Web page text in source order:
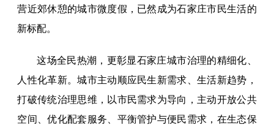
营近郊休憩的城市微度假，已然成为石家庄市民生活的
新标配。
这场全民热潮，更彰显石家庄城市治理的精细化、
人性化革新。城市主动顺应民生新需求、生活新趋势，
打破传统治理思维，以市民需求为导向，主动开放公共
空间、优化配套服务、平衡管护与便民需求，在生态保